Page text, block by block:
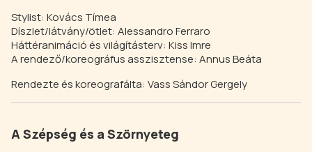
Stylist: Kovács Tímea
Díszlet/látvány/ötlet: Alessandro Ferraro
Háttéranimáció és világításterv: Kiss Imre
A rendező/koreográfus asszisztense: Annus Beáta
Rendezte és koreografálta: Vass Sándor Gergely
A Szépség és a Szörnyeteg